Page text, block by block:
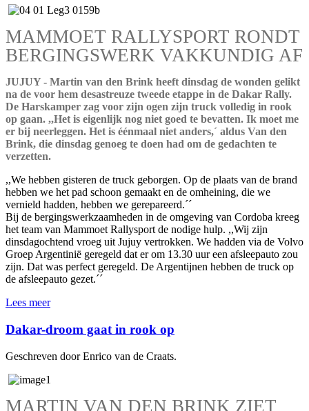
MAMMOET RALLYSPORT RONDT
BERGINGSWERK VAKKUNDIG AF
JUJUY - Martin van den Brink heeft dinsdag de wonden gelikt
na de voor hem desastreuze tweede etappe in de Dakar Rally.
De Harskamper zag voor zijn ogen zijn truck volledig in rook
op gaan. ,,Het is eigenlijk nog niet goed te bevatten. Ik moet me
er bij neerleggen. Het is éénmaal niet anders,´ aldus Van den
Brink, die dinsdag genoeg te doen had om de gedachten te
verzetten.
,,We hebben gisteren de truck geborgen. Op de plaats van de brand
hebben we het pad schoon gemaakt en de omheining, die we
vernield hadden, hebben we gerepareerd.´´
Bij de bergingswerkzaamheden in de omgeving van Cordoba kreeg
het team van Mammoet Rallysport de nodige hulp. ,,Wij zijn
dinsdagochtend vroeg uit Jujuy vertrokken. We hadden via de Volvo
Groep Argentinië geregeld dat er om 13.30 uur een afsleepauto zou
zijn. Dat was perfect geregeld. De Argentijnen hebben de truck op
de afsleepauto gezet.´´
Lees meer
Dakar-droom gaat in rook op
Geschreven door Enrico van de Craats.
MARTIN VAN DEN BRINK ZIET